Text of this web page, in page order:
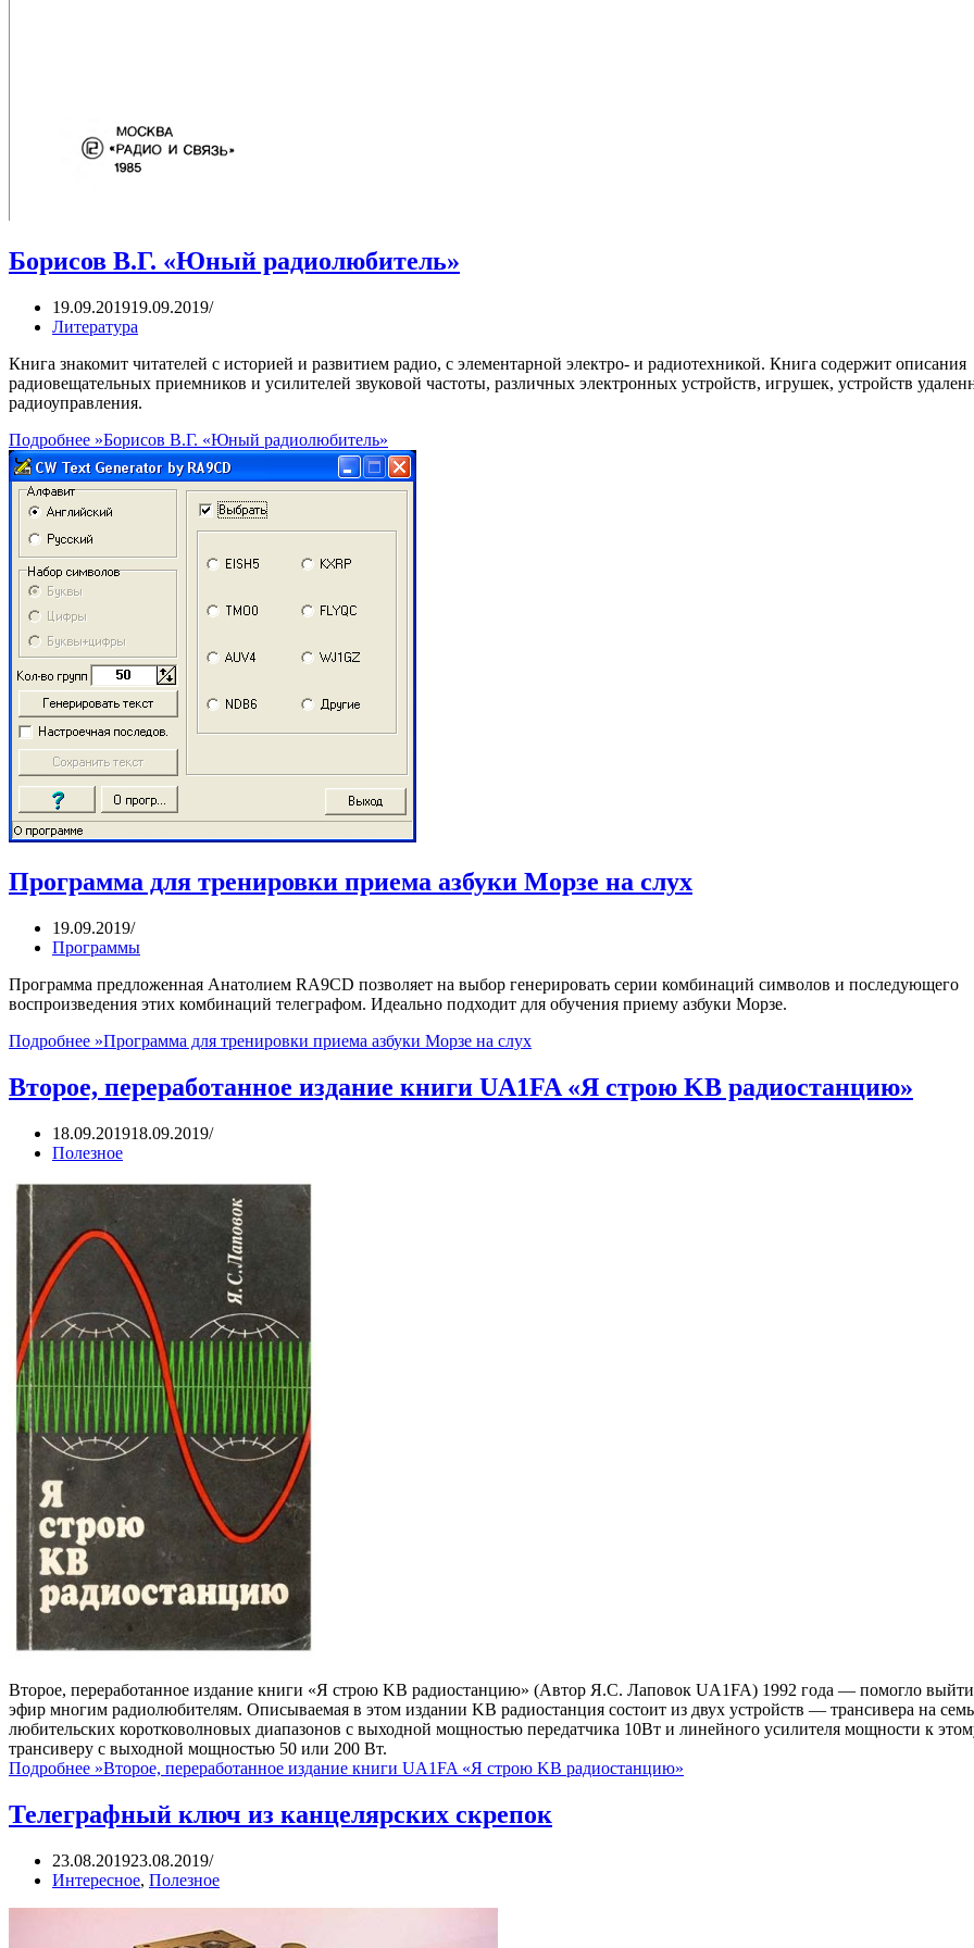
Борисов В.Г. «Юный радиолюбитель»
19.09.201919.09.2019
Литература
Книга знакомит читателей с историей и развитием радио, с элементарной электро- и радиотехникой. Книга содержит описания
радиовещательных приемников и усилителей звуковой частоты, различных электронных устройств, игрушек, устройств
радиоуправления.
Подробнее »Борисов В.Г. «Юный радиолюбитель»
Программа для тренировки приема азбуки Морзе на слух
19.09.2019
Программы
Программа предложенная Анатолием RA9CD позволяет на выбор генерировать серии комбинаций символов и последующего
воспроизведения этих комбинаций телеграфом. Идеально подходит для обучения приему азбуки Морзе.
Подробнее »Программа для тренировки приема азбуки Морзе на слух
Второе, переработанное издание книги UA1FA «Я строю KB радиостанцию»
18.09.201918.09.2019
Полезное
Второе, переработанное издание книги «Я строю KB радиостанцию» (Автор Я.С. Лаповок UA1FA) 1992 года — помогло
эфир многим радиолюбителям. Описываемая в этом издании KB радиостанция состоит из двух устройств — трансивера на семь
любительских коротковолновых диапазонов с выходной мощностью передатчика 10Вт и линейного усилителя мощности к
трансиверу с выходной мощностью 50 или 200 Вт.
Подробнее »Второе, переработанное издание книги UA1FA «Я строю KB радиостанцию»
Телеграфный ключ из канцелярских скрепок
23.08.201923.08.2019
Интересное, Полезное